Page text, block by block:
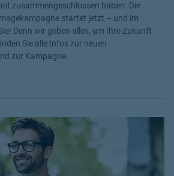
zusammengeschlossen haben. Die
startet jetzt – und im
Denn wir geben alles, um Ihre Zukunft
Sie alle Infos zur neuen
zur Kampagne.
Opens in New Tab